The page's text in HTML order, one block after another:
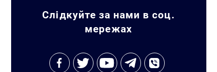
Слідкуйте за нами в соц.
мережах